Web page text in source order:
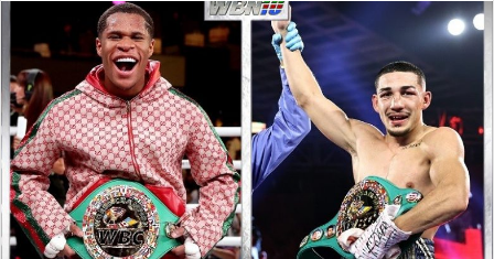
email